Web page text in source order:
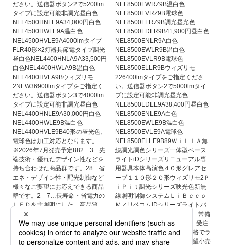
ださい。送信器ボタン2で5200lm
タイプに設定可能非調光昼白色
NEL4500HNLE9A34,000円白色
NEL4500HWLE9A温白色
NEL4500HVLE9A4000lmタイプ
FLR40形×2灯器具節電タイプ調光
昼白色NEL4400HNLA9A33,500円
白色NEL4400HWLA9B温白色
NEL4400HVLA9Bウィズリモ
2NEW36900lmタイプをご指定く
ださい。送信器ボタン3で4000lm
タイプに設定可能非調光昼白色
NEL4400HNLE9A30,000円白色
NEL4400HWLE9B温白色
NEL4400HVLE9B40形の昼光色、
電球色は加工対応となります。
※2026年7月発売予定882 3…先
端技術・優れたデザイン性などを
持ち合わせた商品群です。28…省
エネ・デザイン性・配光制御など
様々なご要望にお応えできる商品
群です。2 7…長寿命・省電力の
ＬＥＤを主照明にした、高品質、
快適性、先進性を備えた商品群で
す。iDシリーズライトバーライン
アップ
NEL8500EWRZ9B温白色
NEL8500EVRZ9B電球色
NEL8500ELRZ9B調光昼光色
NEL8500EDLR9B41,900円昼白色
NEL8500ENLR9A白色
NEL8500EWLR9B温白色
NEL8500EVLR9B電球色
NEL8500ELLR9Bウィズリモ
226400lmタイプをご指定くださ
い。送信器ボタン2で5000lmタイ
プに設定可能非調光昼光色
NEL8500EDLE9A38,400円昼白色
NEL8500ENLE9A白色
NEL8500EWLE9B温白色
NEL8500EVLE9A電球色
NEL8500ELLE9B89ＷｉＬＩＡ無
線調光調色シリーズ一体型ベース
ライトiDシリーズリニューアル専
用器具本体高演色４０形グレアセ
ーブ１１０形２０形ウィズリモ2Ｐ
ｉＰｉｔ調光シリーズ映光色新無
線照明制御システムＬｉＢｅｃｏ
Ｍ／リベコムiDシリーズライトバ
ーラインアップ在庫区分：E…常備
在庫品 A…工場在庫品 B…受注
品／D…ランプ付希望小売価格でラ
ンプ同梱包 C…ランプ付希望小売